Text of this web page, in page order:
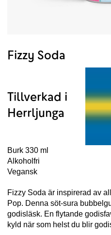
Fizzy Soda
Tillverkad i
Herrljunga
Burk 330 ml
Alkoholfri
Vegansk
Fizzy Soda är inspirerad av
Pop. Denna söt-sura
godisläsk. En flytande
kyld när som helst du blir